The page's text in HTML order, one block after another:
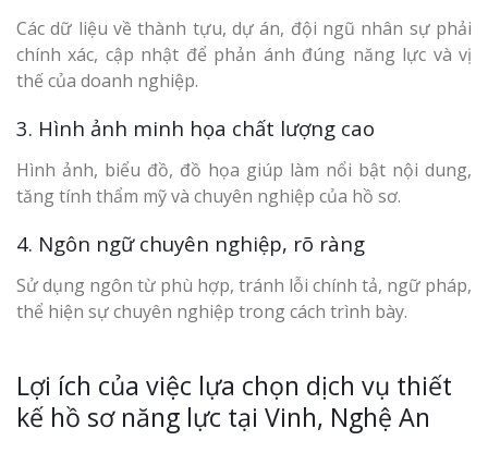
Các dữ liệu về thành tựu, dự án, đội ngũ nhân sự phải
chính xác, cập nhật để phản ánh đúng năng lực và vị
thế của doanh nghiệp.
3. Hình ảnh minh họa chất lượng cao
Hình ảnh, biểu đồ, đồ họa giúp làm nổi bật nội dung,
tăng tính thẩm mỹ và chuyên nghiệp của hồ sơ.
4. Ngôn ngữ chuyên nghiệp, rõ ràng
Sử dụng ngôn từ phù hợp, tránh lỗi chính tả, ngữ pháp,
thể hiện sự chuyên nghiệp trong cách trình bày.
Lợi ích của việc lựa chọn dịch vụ thiết
kế hồ sơ năng lực tại Vinh, Nghệ An